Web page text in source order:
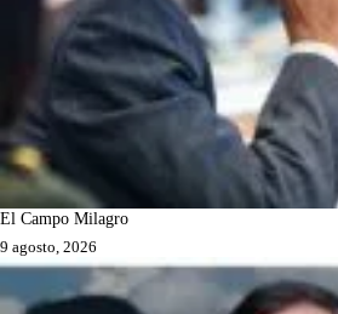
El Campo Milagro
9 agosto, 2026